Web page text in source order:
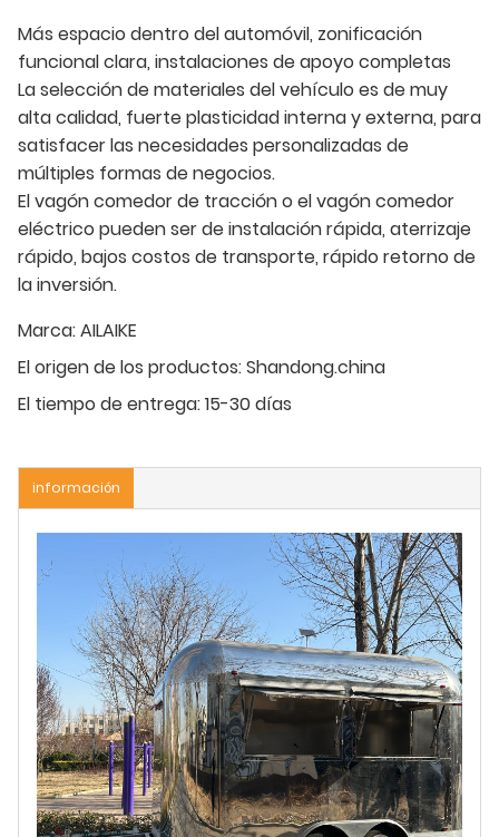
Más espacio dentro del automóvil, zonificación
funcional clara, instalaciones de apoyo completas
La selección de materiales del vehículo es de muy
alta calidad, fuerte plasticidad interna y externa, para
satisfacer las necesidades personalizadas de
múltiples formas de negocios.
El vagón comedor de tracción o el vagón comedor
eléctrico pueden ser de instalación rápida, aterrizaje
rápido, bajos costos de transporte, rápido retorno de
la inversión.
Marca:AILAIKE
El origen de los productos:Shandong.china
El tiempo de entrega:15-30 días
información